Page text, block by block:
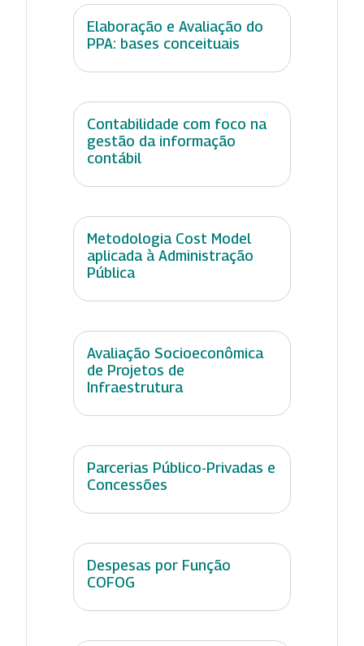
Elaboração e Avaliação do
PPA: bases conceituais
Contabilidade com foco na
gestão da informação
contábil
Metodologia Cost Model
aplicada à Administração
Pública
Avaliação Socioeconômica
de Projetos de
Infraestrutura
Parcerias Público-Privadas e
Concessões
Despesas por Função
COFOG